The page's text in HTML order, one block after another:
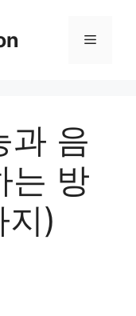
메
과 음
는 방
지)